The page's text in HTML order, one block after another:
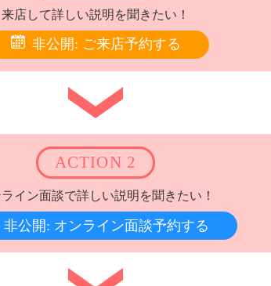
来店して詳しい説明を聞きたい！
非公開: ご来店予約する
ACTION 2
イン面談で詳しい説明を聞きたい！
非公開: オンライン面談予約する